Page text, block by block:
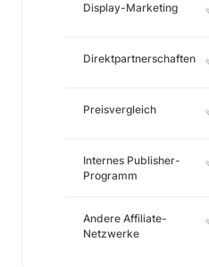
Display-Marketing
Direktpartnerschaften
Preisvergleich
Internes Publisher-
Programm
Andere Affiliate-
Netzwerke